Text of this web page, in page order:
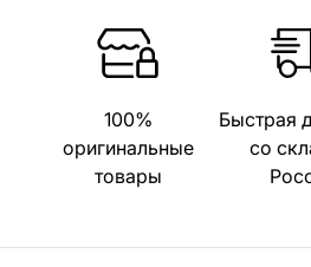
100%
оригинальные
товары
Быстрая
со